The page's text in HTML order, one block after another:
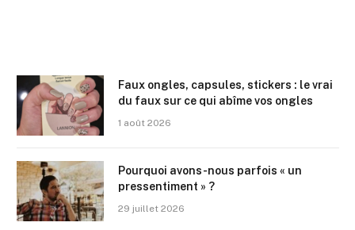
Faux ongles, capsules, stickers : le vrai
du faux sur ce qui abîme vos ongles
1 août 2026
Pourquoi avons-nous parfois « un
pressentiment » ?
29 juillet 2026